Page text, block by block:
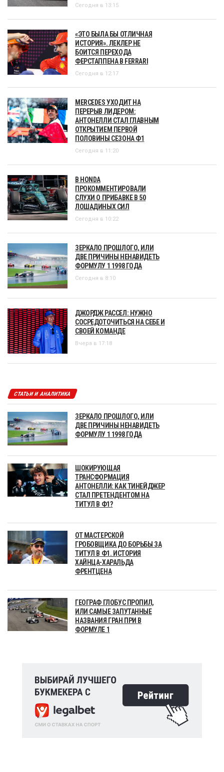
Сегодня в 13:15
«ЭТО БЫЛА БЫ ОТЛИЧНАЯ
ИСТОРИЯ». ЛЕКЛЕР НЕ
БОИТСЯ ПЕРЕХОДА
ФЕРСТАППЕНА В FERRARI
Сегодня в 12:17
MERCEDES УХОДИТ НА
ПЕРЕРЫВ ЛИДЕРОМ:
АНТОНЕЛЛИ СТАЛ ГЛАВНЫМ
ОТКРЫТИЕМ ПЕРВОЙ
ПОЛОВИНЫ СЕЗОНА Ф1
Сегодня в 11:20
В HONDA
ПРОКОММЕНТИРОВАЛИ
СЛУХИ О ПРИБАВКЕ В 50
ЛОШАДИНЫХ СИЛ
Сегодня в 10:22
ЗЕРКАЛО ПРОШЛОГО, ИЛИ
ДВЕ ПРИЧИНЫ НЕНАВИДЕТЬ
ФОРМУЛУ 1 1998 ГОДА
Сегодня в 8:10
ДЖОРДЖ РАССЕЛ: НУЖНО
СОСРЕДОТОЧИТЬСЯ НА СЕБЕ И
СВОЕЙ КОМАНДЕ
Вчера в 17:18
СТАТЬИ И АНАЛИТИКА
ЗЕРКАЛО ПРОШЛОГО, ИЛИ
ДВЕ ПРИЧИНЫ НЕНАВИДЕТЬ
ФОРМУЛУ 1 1998 ГОДА
ШОКИРУЮЩАЯ
ТРАНСФОРМАЦИЯ
АНТОНЕЛЛИ: КАК ТИНЕЙДЖЕР
СТАЛ ПРЕТЕНДЕНТОМ НА
ТИТУЛ В Ф1?
ОТ МАСТЕРСКОЙ
ГРОБОВЩИКА ДО БОРЬБЫ ЗА
ТИТУЛ В Ф1. ИСТОРИЯ
ХАЙНЦА-ХАРАЛЬДА
ФРЕНТЦЕНА
ГЕОГРАФ ГЛОБУС ПРОПИЛ,
ИЛИ САМЫЕ ЗАПУТАННЫЕ
НАЗВАНИЯ ГРАН ПРИ В
ФОРМУЛЕ 1